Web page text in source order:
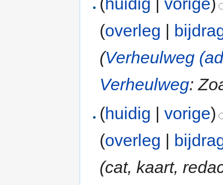
(overleg |
(Verheulweg
Verheulweg:
(huidig |vorige)
(overleg |
(cat, kaart,